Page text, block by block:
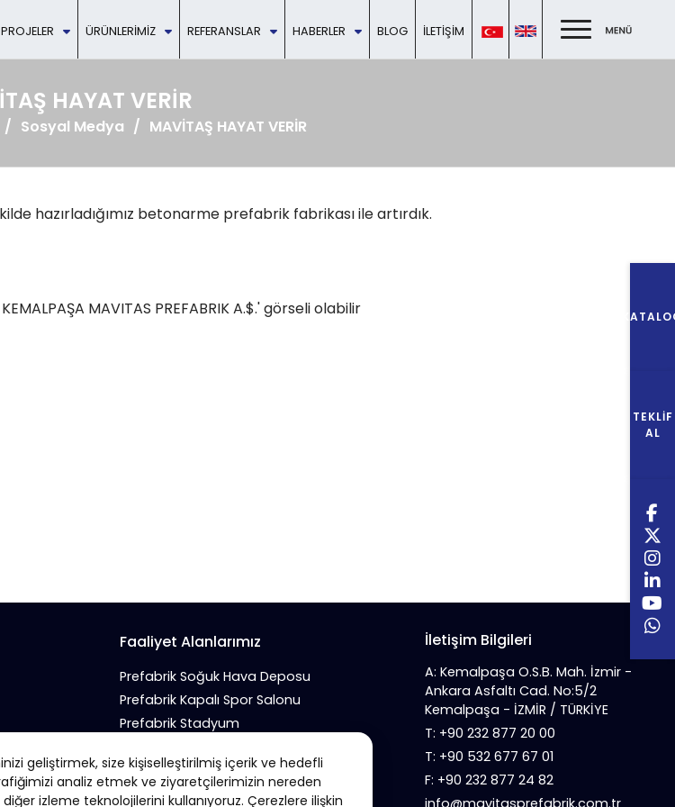
geliştirmek, size kişiselleştirilmiş içerik ve hedefli
analiz etmek ve ziyaretçilerimizin nereden
izleme teknolojilerini kullanıyoruz. Çerezlere ilişkin
PROJELER ÜRÜNLERIMIZ REFERANSLAR HABERLER BLOG İLETIŞIM
HAYAT VERİR
Sosyal Medya MAVİTAŞ HAYAT VERİR
hazırladığımız betonarme prefabrik fabrikası ile artırdık.
TEKLIF
AL
Faaliyet Alanlarımız
Prefabrik Soğuk Hava Deposu
Prefabrik Kapalı Spor Salonu
Prefabrik Stadyum
Prefabrik Tavuk Kümesi
İletişim Bilgileri
A: Kemalpaşa O.S.B. Mah. İzmir -
Ankara Asfaltı Cad. No:5/2
Kemalpaşa - İZMİR / TÜRKİYE
T: +90 232 877 20 00
T: +90 532 677 67 01
F: +90 232 877 24 82